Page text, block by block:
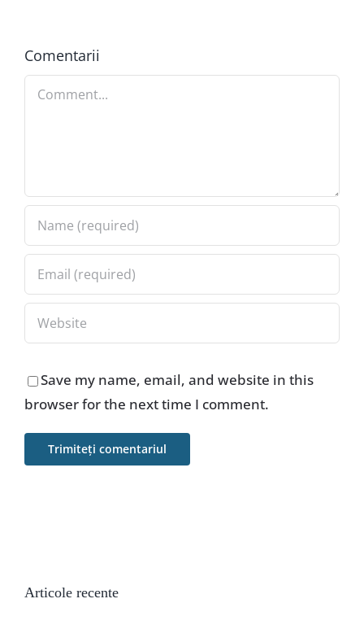
Comentarii
Comment
Save my name, email, and website in this
browser for the next time I comment.
Articole recente